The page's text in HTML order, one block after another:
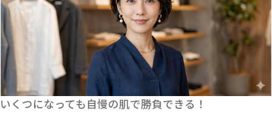
いくつになっても自慢の肌で勝負できる！